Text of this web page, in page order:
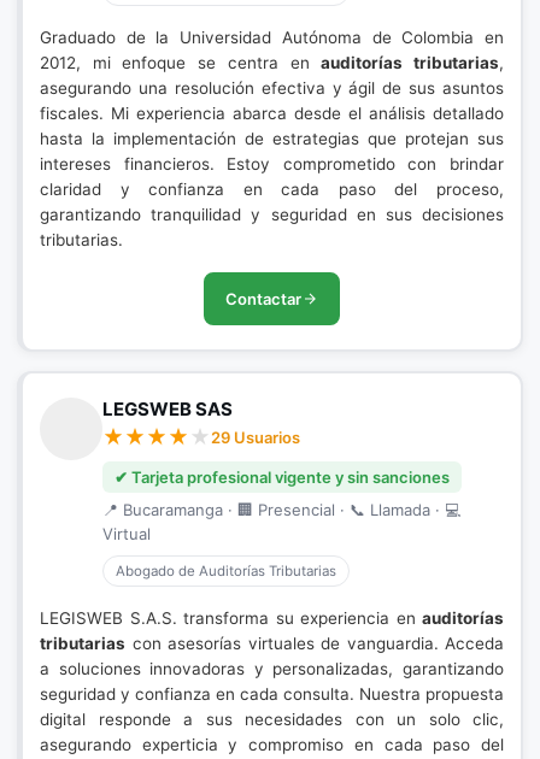
Graduado de la Universidad Autónoma de Colombia en
2012, mi enfoque se centra enauditorías tributarias,
asegurando una resolución efectiva y ágil de sus asuntos
fiscales. Mi experiencia abarca desde el análisis detallado
hasta la implementación de estrategias que protejan sus
intereses financieros. Estoy comprometido con brindar
claridad y confianza en cada paso del proceso,
garantizando tranquilidad y seguridad en sus decisiones
tributarias.
Contactar
LEGSWEB SAS
29 Usuarios
✔ Tarjeta profesional vigente y sin sanciones
📍 Bucaramanga · 🏢 Presencial · 📞 Llamada · 💻
Virtual
Abogado de Auditorías Tributarias
LEGISWEB S.A.S. transforma su experiencia en auditorías
tributarias con asesorías virtuales de vanguardia. Acceda
a soluciones innovadoras y personalizadas, garantizando
seguridad y confianza en cada consulta. Nuestra propuesta
digital responde a sus necesidades con un solo clic,
asegurando experticia y compromiso en cada paso del